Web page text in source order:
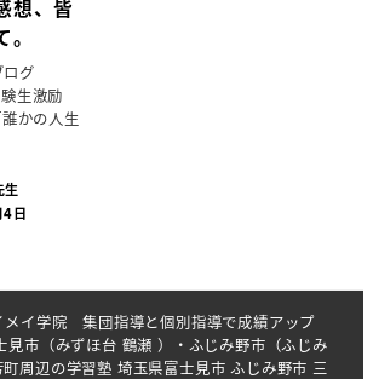
想、皆
ブログ
生激励
人生
生
日
イ学院 集団指導と個別指導で成績アップ
見市（みずほ台 鶴瀬 ）・ふじみ野市（ふじみ
周辺の学習塾 埼玉県富士見市 ふじみ野市 三